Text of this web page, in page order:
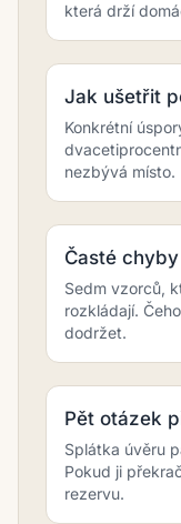
která drží
Jak ušetřit
Konkrétní
nezbývá místo.
Časté
Sedm vzorců,
rozkládají.
dodržet.
Pět otázek
Splátka úvěru
Pokud ji
rezervu.